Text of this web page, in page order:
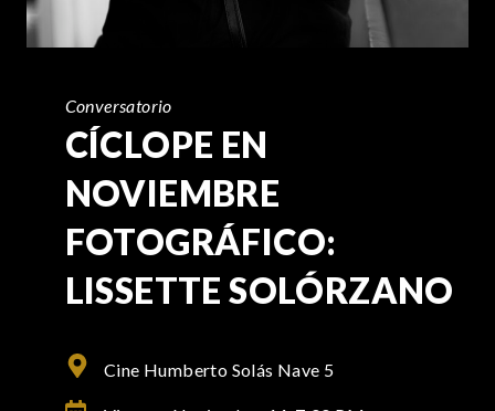
Conversatorio
CÍCLOPE EN
NOVIEMBRE
FOTOGRÁFICO:
LISSETTE SOLÓRZANO
Cine Humberto Solás Nave 5